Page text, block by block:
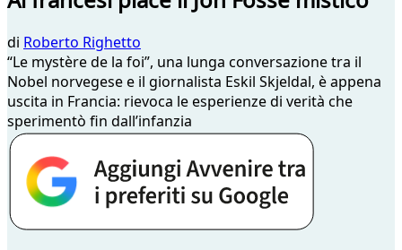
di Roberto Righetto
“Le mystère de la foi”, una lunga conversazione tra il
Nobel norvegese e il giornalista Eskil Skjeldal, è appena
uscita in Francia: rievoca le esperienze di verità che
sperimentò fin dall’infanzia